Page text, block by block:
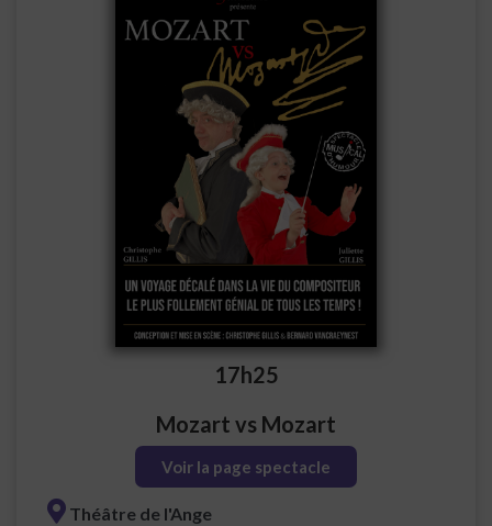
17h25
Mozart vs Mozart
Voir la page spectacle
Théâtre de l'Ange